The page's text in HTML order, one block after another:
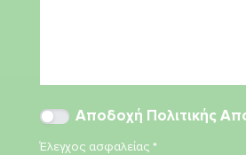
Αποδοχή Πολιτικής
Έλεγχος ασφαλείας*